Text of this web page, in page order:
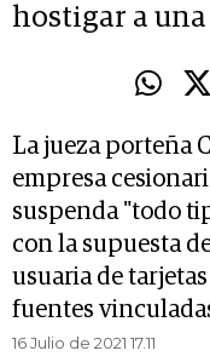
hostigar a
La jueza porteña
empresa
suspenda "todo
con la supuesta
usuaria de
fuentes
16 Julio de 2021 17.11